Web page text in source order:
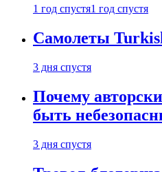
1 год спустя1 год спустя
Самолеты
3 дня спустя
Почему
быть
3 дня спустя